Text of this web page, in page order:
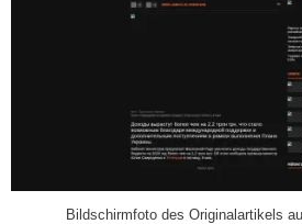
Bildschirmfoto des Originalartikels